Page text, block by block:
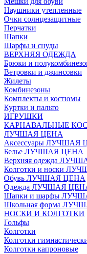
Наушники утепленные
Очки солнцезащитные
Перчатки
Шапки
Шарфы и снуды
ВЕРХНЯЯ ОДЕЖДА
Брюки и
Ветровки и джинсовки
Жилеты
Комбинезоны
Комплекты и костюмы
Куртки и пальто
ИГРУШКИ
КАРНАВАЛЬНЫЕ
ЛУЧШАЯ ЦЕНА
Аксессуары ЛУЧШАЯ
Белье ЛУЧШАЯ ЦЕНА
Верхняя одежда
Колготки и носки
Обувь ЛУЧШАЯ ЦЕНА
Одежда ЛУЧШАЯ
Шапки и шарфы
Школьная форма
НОСКИ И КОЛГОТКИ
Гольфы
Колготки
Колготки
Колготки капроновые